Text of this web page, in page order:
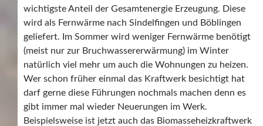
wichtigste Anteil der Gesamtenergie Erzeugung. Diese
wird als Fernwärme nach Sindelfingen und Böblingen
geliefert. Im Sommer wird weniger Fernwärme benötigt
(meist nur zur Bruchwassererwärmung) im Winter
natürlich viel mehr um auch die Wohnungen zu heizen.
Wer schon früher einmal das Kraftwerk besichtigt hat
darf gerne diese Führungen nochmals machen denn es
gibt immer mal wieder Neuerungen im Werk.
Beispielsweise ist jetzt auch das Biomasseheizkraftwerk